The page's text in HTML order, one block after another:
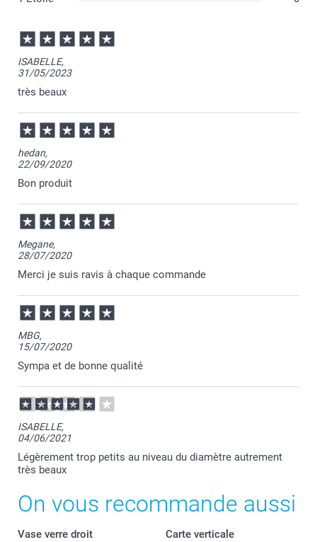
ISABELLE,
31/05/2023
très beaux
hedan,
22/09/2020
Bon produit
Megane,
28/07/2020
Merci je suis ravis à chaque commande
MBG,
15/07/2020
Sympa et de bonne qualité
ISABELLE,
04/06/2021
Légèrement trop petits au niveau du diamètre autrement
très beaux
On vous recommande aussi
Vase verre droit
Carte verticale